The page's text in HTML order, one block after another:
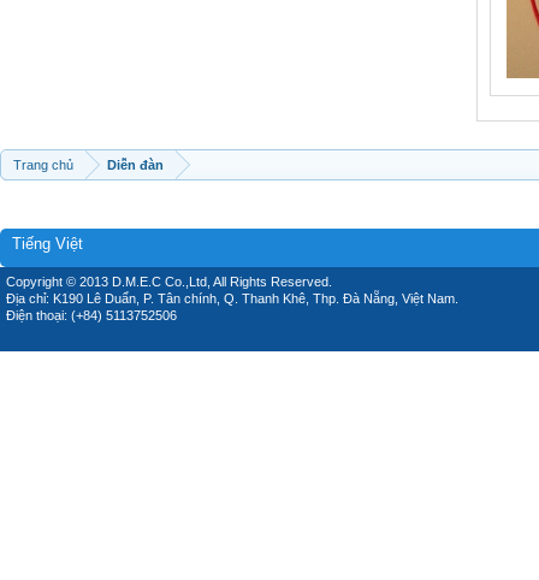
Trang chủ Diễn đàn
Tiếng Việt
Copyright © 2013 D.M.E.C Co.,Ltd, All Rights Reserved.
Địa chỉ: K190 Lê Duẩn, P. Tân chính, Q. Thanh Khê, Thp. Đà Nẵng, Việt Nam.
Điện thoại: (+84) 5113752506